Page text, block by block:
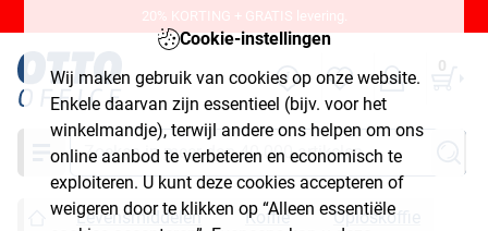
Cookie-instellingen
Wij maken gebruik van cookies op onze website.
Enkele daarvan zijn essentieel (bijv. voor het
winkelmandje), terwijl andere ons helpen om ons
online aanbod te verbeteren en economisch te
exploiteren. U kunt deze cookies accepteren of
weigeren door te klikken op “Alleen essentiële
20% KORTING + GRATIS levering.
0
Zoeken
Levensmiddelen Koffie Oploskoffie